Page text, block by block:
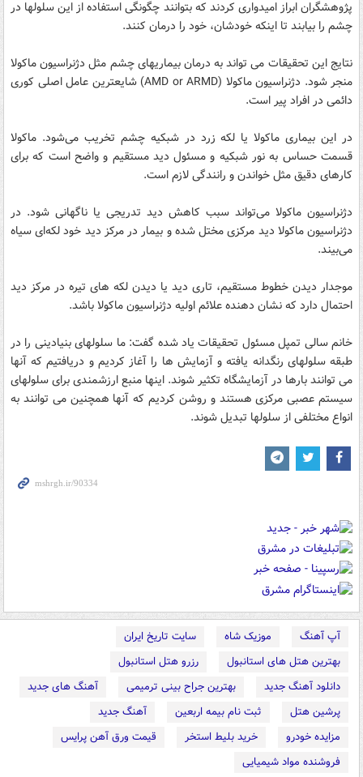
پژوهشگران ابراز امیدواری کردند که بتوانند چگونگی استفاده از این سلولها در
چشم را بیابند تا اینکه خودشان، خود را درمان کنند.
نتایج این تحقیقات می تواند به درمان بیماریهای چشم مثل دژنراسیون ماکولا
منجر شود. دژنراسیون ماکولا (AMD or ARMD) شایعترین عامل اصلی کوری
دائمی در افراد پیر است.
در این بیماری ماکولا یا لکه زرد در شبکیه چشم تخریب می‌شود. ماکولا
قسمت حساس به نور شبکیه و مسئول دید مستقیم و واضح است که برای
کارهای دقیق مثل خواندن و رانندگی لازم است.
دژنراسیون ماکولا می‌تواند سبب کاهش دید تدریجی یا ناگهانی شود. در
دژنراسیون ماکولا دید مرکزی مختل شده و بیمار در مرکز دید خود لکه‌ای سیاه
می‌بیند.
موجدار دیدن خطوط مستقیم، تاری دید یا دیدن لکه‌ های تیره در مرکز دید
احتمال دارد که نشان دهنده علائم اولیه دژنراسیون ماکولا باشد.
خانم سالی تمپل مسئول تحقیقات یاد شده گفت: ما سلولهای بنیادینی را در
طبقه سلولهای رنگدانه یافته و آزمایش ها را آغاز کردیم و دریافتیم که آنها
می توانند بارها در آزمایشگاه تکثیر شوند. اینها منبع ارزشمندی برای سلولهای
سیستم عصبی مرکزی هستند و روشن کردیم که آنها همچنین می توانند به
انواع مختلفی از سلولها تبدیل شوند.
آپ آهنگ موزیک شاه
سایت تاریخ ایران
بهترین هتل های استانبول
رزرو هتل استانبول
دانلود آهنگ جدید
بهترین جراح بینی ترمیمی
آهنگ های جدید
پرشین هتل
ثبت نام بیمه اربعین
آهنگ جدید
مزایده خودرو
خرید بلیط استخر
قیمت ورق آهن پرایس
فروشنده مواد شیمیایی